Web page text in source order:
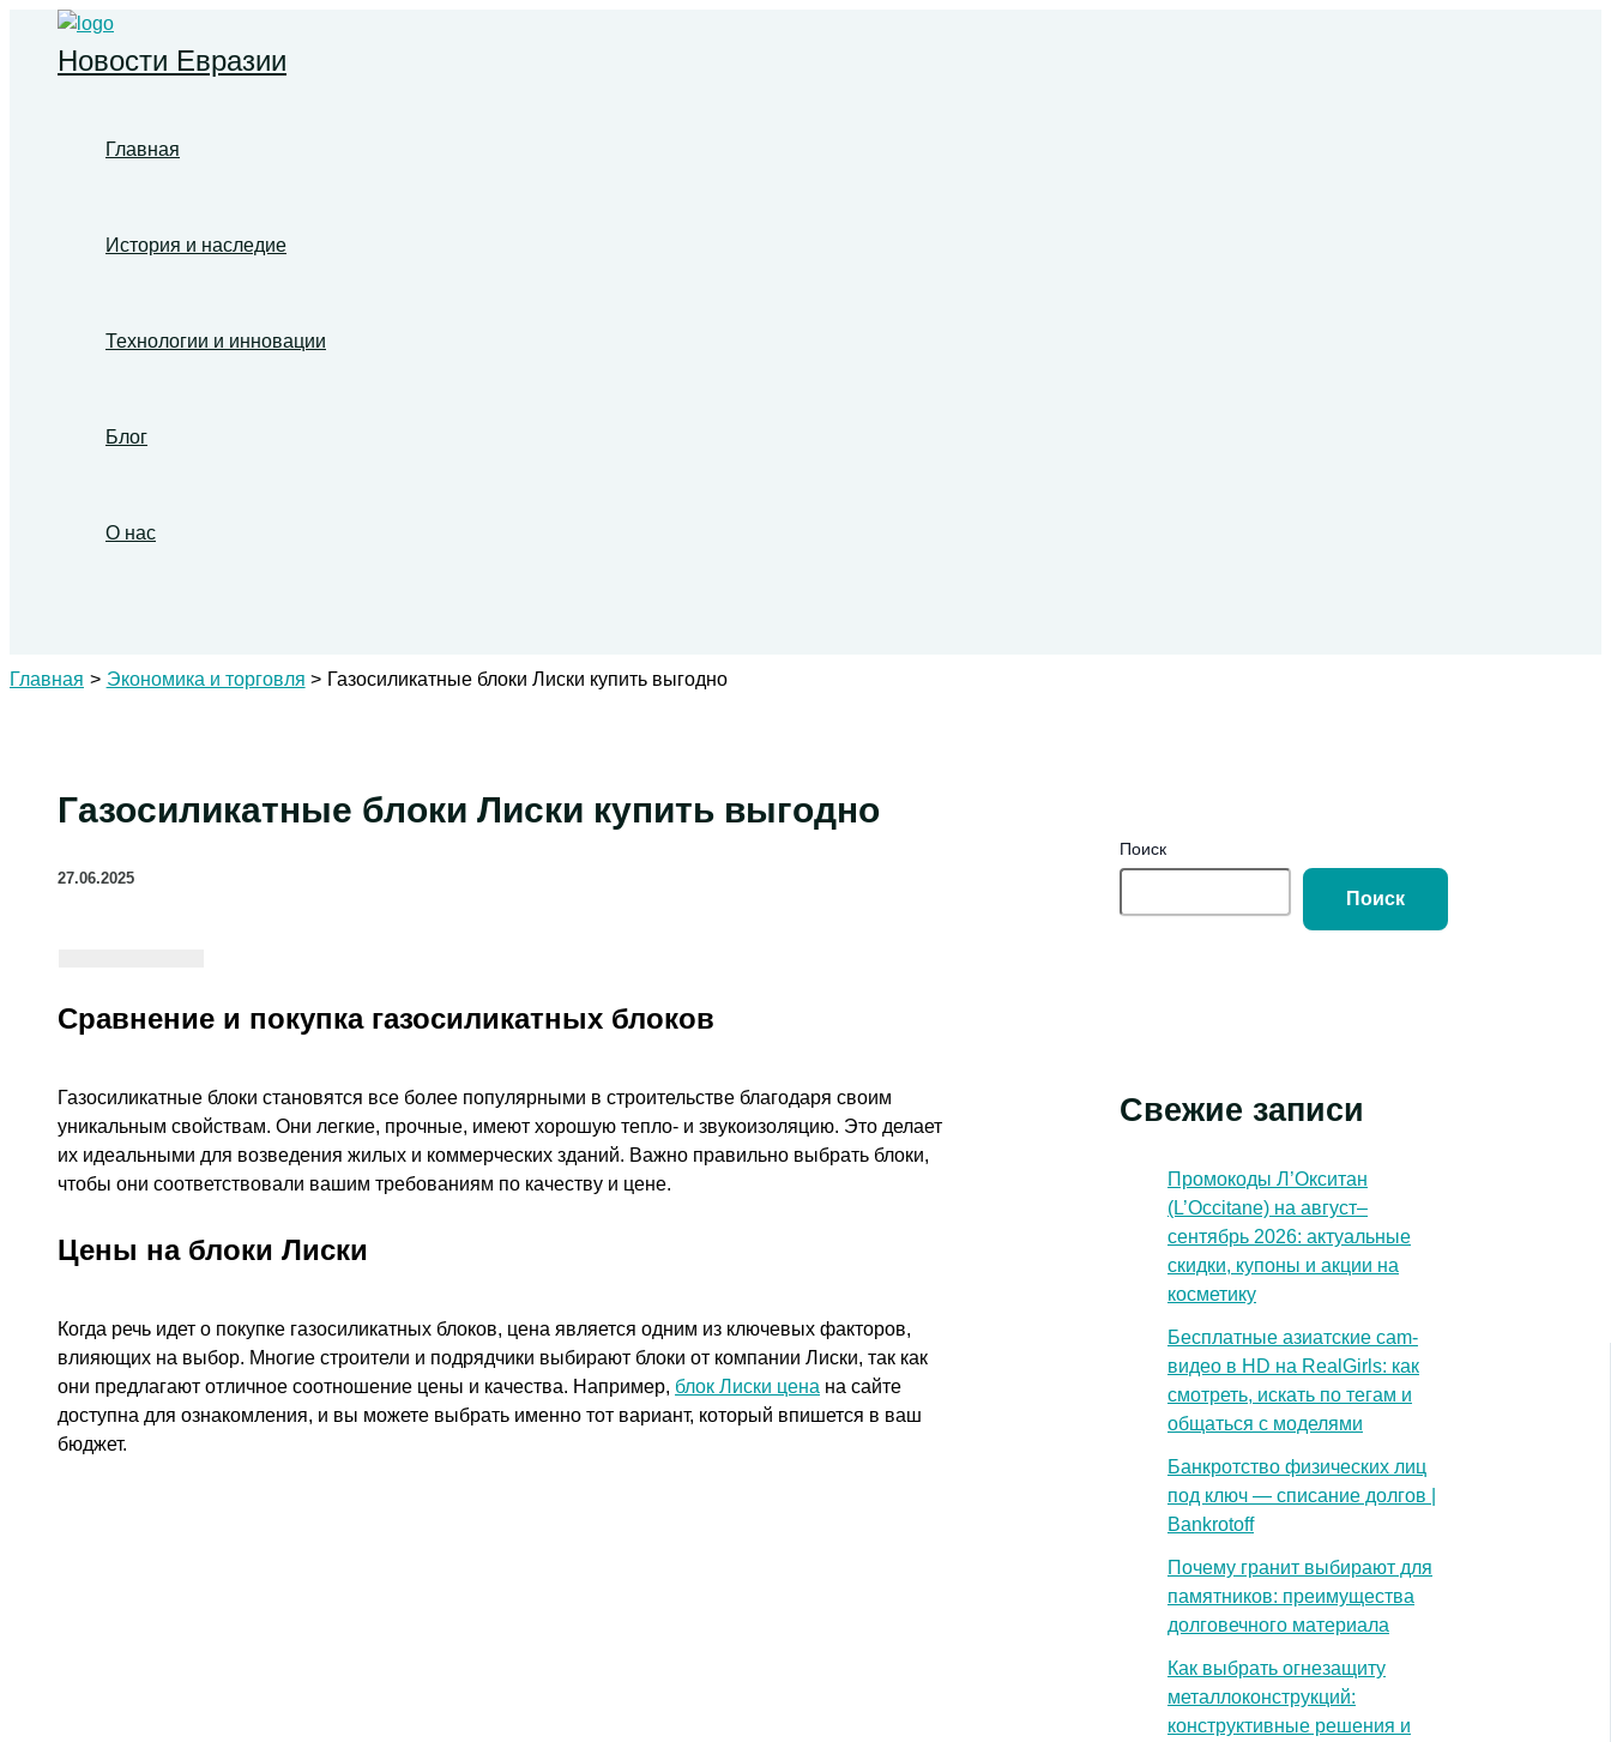
Перейти
содержимому
Новости Евразии
Главная
История и наследие
Технологии и инновации
Блог
О нас
Главная Экономика и торговля Газосиликатные блоки Лиски купить выгодно
Газосиликатные блоки Лиски купить выгодно
27.06.2025
Сравнение и покупка газосиликатных блоков
Газосиликатные блоки становятся все более популярными в строительстве благодаря своим
уникальным свойствам. Они легкие, прочные, имеют хорошую тепло- и звукоизоляцию. Это делает
их идеальными для возведения жилых и коммерческих зданий. Важно правильно выбрать блоки,
чтобы они соответствовали вашим требованиям по качеству и цене.
Цены на блоки Лиски
Когда речь идет о покупке газосиликатных блоков, цена является одним из ключевых факторов,
влияющих на выбор. Многие строители и подрядчики выбирают блоки от компании Лиски, так как
они предлагают отличное соотношение цены и качества. Например, блок Лиски цена на сайте
доступна для ознакомления, и вы можете выбрать именно тот вариант, который впишется в ваш
бюджет.
Поиск
Поиск
Свежие записи
Промокоды Л’Окситан
(L’Occitane) на август–
сентябрь 2026: актуальные
скидки, купоны и акции на
косметику
Бесплатные азиатские cam-
видео в HD на RealGirls: как
смотреть, искать по тегам и
общаться с моделями
Банкротство физических лиц
под ключ — списание долгов |
Bankrotoff
Почему гранит выбирают для
памятников: преимущества
долговечного материала
Как выбрать огнезащиту
металлоконструкций:
конструктивные решения и